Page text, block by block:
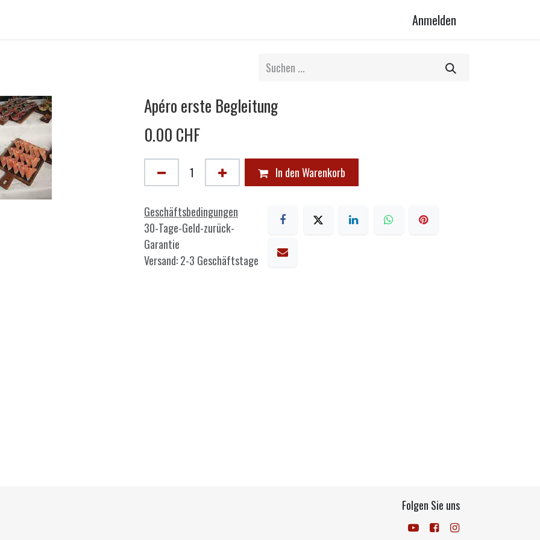
Anmelden
Apéro erste Begleitung
0.00 CHF
In den Warenkorb
Geschäftsbedingungen
30-Tage-Geld-zurück-
Garantie
Versand: 2-3 Geschäftstage
Folgen Sie uns